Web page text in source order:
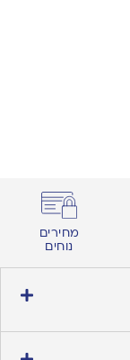
מחירים
נוחים